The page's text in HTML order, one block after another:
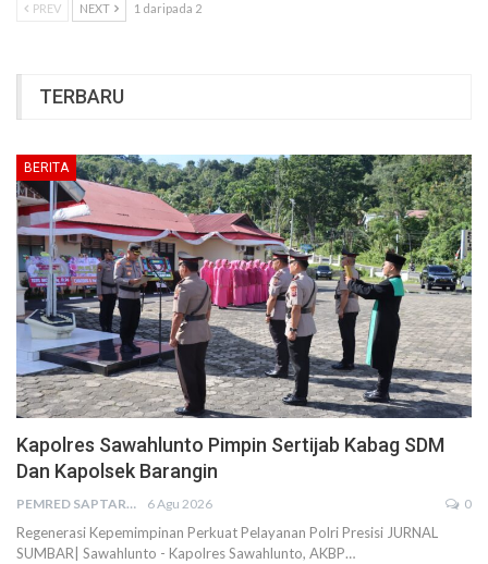
PREV NEXT 1 daripada 2
TERBARU
BERITA
Kapolres Sawahlunto Pimpin Sertijab Kabag SDM
Dan Kapolsek Barangin
PEMRED SAPTARIUS 6 Agu 2026 0
Regenerasi Kepemimpinan Perkuat Pelayanan Polri Presisi JURNAL
SUMBAR| Sawahlunto - Kapolres Sawahlunto, AKBP…